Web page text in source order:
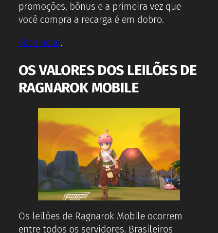
promoções, bônus e a primeira vez que
você compra a recarga é em dobro.
Pechincha.
OS VALORES DOS LEILÕES DE
RAGNAROK MOBILE
Os leilões de Ragnarok Mobile ocorrem
entre todos os servidores. Brasileiros